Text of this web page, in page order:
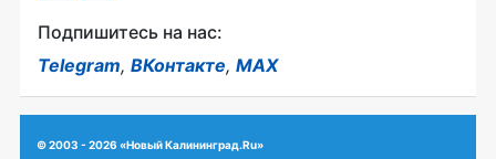
Подпишитесь на нас:
Telegram, ВКонтакте, MAX
© 2003 - 2026 «Новый Калининград.Ru»